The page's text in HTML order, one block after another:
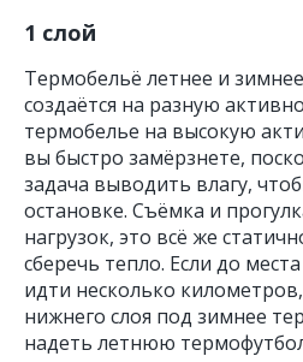
1 слой
Термобельё летнее и
создаётся на разную
термобелье на высокую
вы быстро замёрзнете,
задача выводить влагу,
остановке. Съёмка и
нагрузок, это всё же
сберечь тепло. Если до
идти несколько
нижнего слоя под зимнее
надеть летнюю